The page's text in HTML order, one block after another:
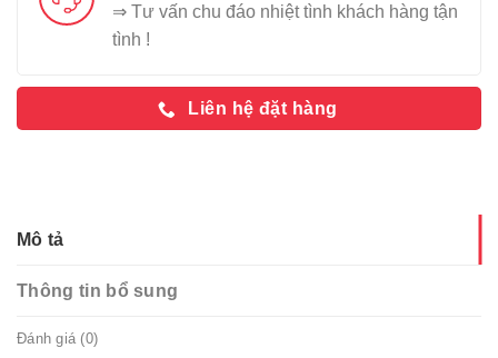
⇒ Tư vấn chu đáo nhiệt tình khách hàng tận
tình !
Liên hệ đặt hàng
Mô tả
Thông tin bổ sung
Đánh giá (0)